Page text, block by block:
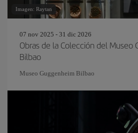
Imagen: Raytan
07 nov 2025 - 31 dic 2026
Obras de la Colección del Museo
Bilbao
Museo Guggenheim Bilbao